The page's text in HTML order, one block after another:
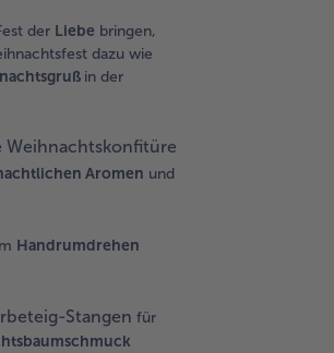
der Liebe bringen,
dazu wie
in der
Weihnachtskonfitüre
Aromen und
Handrumdrehen
Stangen für